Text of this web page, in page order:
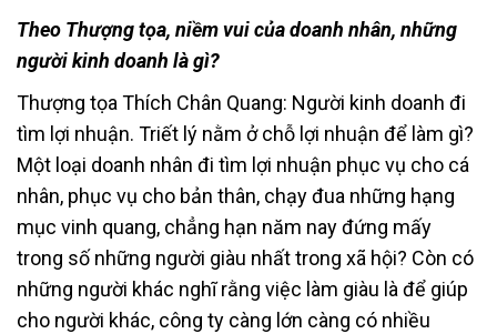
Theo Thượng tọa, niềm vui của doanh nhân, những
người kinh doanh là gì?
Thượng tọa Thích Chân Quang: Người kinh doanh đi
tìm lợi nhuận. Triết lý nằm ở chỗ lợi nhuận để làm gì?
Một loại doanh nhân đi tìm lợi nhuận phục vụ cho cá
nhân, phục vụ cho bản thân, chạy đua những hạng
mục vinh quang, chẳng hạn năm nay đứng mấy
trong số những người giàu nhất trong xã hội? Còn có
những người khác nghĩ rằng việc làm giàu là để giúp
cho người khác, công ty càng lớn càng có nhiều